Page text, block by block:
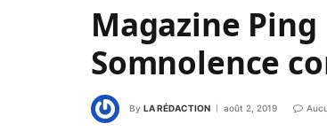
Magazine Ping
Somnolence
By LA RÉDACTION août 2, 2019